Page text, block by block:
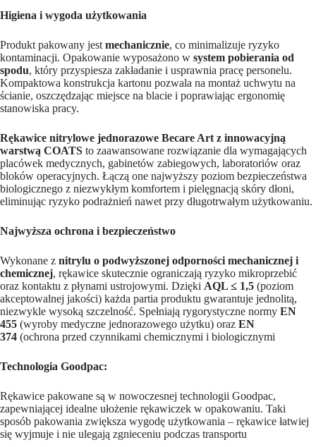
Higiena i wygoda użytkowania
Produkt pakowany jest mechanicznie, co minimalizuje ryzyko
kontaminacji. Opakowanie wyposażono w system pobierania od
spodu, który przyspiesza zakładanie i usprawnia pracę personelu.
Kompaktowa konstrukcja kartonu pozwala na montaż uchwytu na
ścianie, oszczędzając miejsce na blacie i poprawiając ergonomię
stanowiska pracy.
Rękawice nitrylowe jednorazowe Becare Art z innowacyjną
warstwą COATS to zaawansowane rozwiązanie dla wymagających
placówek medycznych, gabinetów zabiegowych, laboratoriów oraz
bloków operacyjnych. Łączą one najwyższy poziom bezpieczeństwa
biologicznego z niezwykłym komfortem i pielęgnacją skóry dłoni,
eliminując ryzyko podrażnień nawet przy długotrwałym użytkowaniu.
Najwyższa ochrona i bezpieczeństwo
Wykonane z nitrylu o podwyższonej odporności mechanicznej i
chemicznej, rękawice skutecznie ograniczają ryzyko mikroprzebić
oraz kontaktu z płynami ustrojowymi. Dzięki AQL ≤ 1,5 (poziom
akceptowalnej jakości) każda partia produktu gwarantuje jednolitą,
niezwykle wysoką szczelność. Spełniają rygorystyczne normy EN
455 (wyroby medyczne jednorazowego użytku) oraz EN
374 (ochrona przed czynnikami chemicznymi i biologicznymi
Technologia Goodpac:
Rękawice pakowane są w nowoczesnej technologii Goodpac,
zapewniającej idealne ułożenie rękawiczek w opakowaniu. Taki
sposób pakowania zwiększa wygodę użytkowania – rękawice łatwiej
się wyjmuje i nie ulegają zgnieceniu podczas transportu